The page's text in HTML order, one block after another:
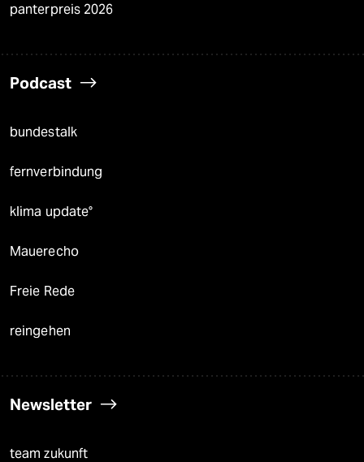
panterpreis 2026
Podcast
bundestalk
fernverbindung
klima update°
Mauerecho
Freie Rede
reingehen
Newsletter
team zukunft